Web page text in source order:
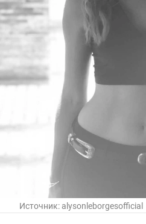
Источник:alysonleborgesofficial